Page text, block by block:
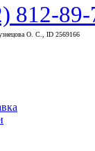
812-89-
О. С., ID 2569166